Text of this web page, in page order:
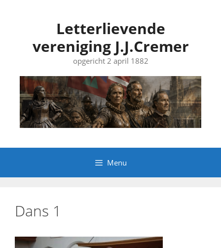
Letterlievende
vereniging J.J.Cremer
opgericht 2 april 1882
Menu
Dans 1